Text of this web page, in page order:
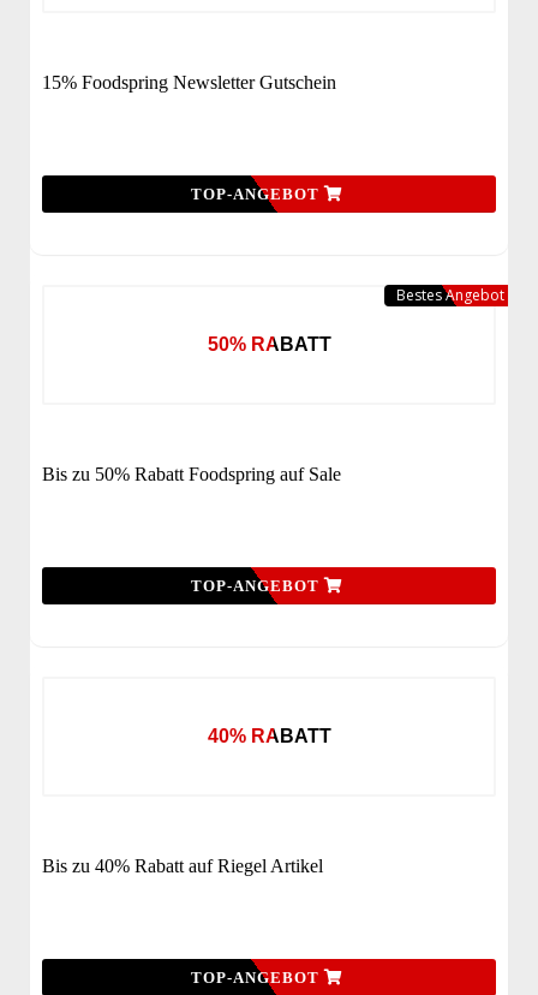
15% Foodspring Newsletter Gutschein
TOP-ANGEBOT
50% RABATT
Bis zu 50% Rabatt Foodspring auf Sale
TOP-ANGEBOT
Bestes Angebot
40% RABATT
Bis zu 40% Rabatt auf Riegel Artikel
TOP-ANGEBOT